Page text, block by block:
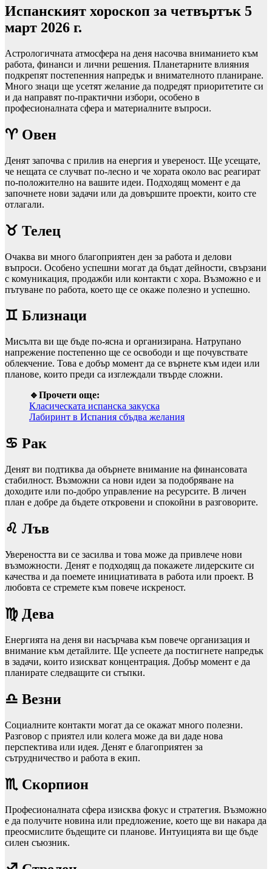
Испанският хороскоп за четвъртък 5
март 2026 г.
Астрологичната атмосфера на деня насочва вниманието към
работа, финанси и лични решения. Планетарните влияния
подкрепят постепенния напредък и внимателното планиране.
Много знаци ще усетят желание да подредят приоритетите си
и да направят по‑практични избори, особено в
професионалната сфера и материалните въпроси.
♈ Овен
Денят започва с прилив на енергия и увереност. Ще усещате,
че нещата се случват по‑лесно и че хората около вас реагират
по‑положително на вашите идеи. Подходящ момент е да
започнете нови задачи или да довършите проекти, които сте
отлагали.
♉ Телец
Очаква ви много благоприятен ден за работа и делови
въпроси. Особено успешни могат да бъдат дейности, свързани
с комуникация, продажби или контакти с хора. Възможно е и
пътуване по работа, което ще се окаже полезно и успешно.
♊ Близнаци
Мисълта ви ще бъде по‑ясна и организирана. Натрупано
напрежение постепенно ще се освободи и ще почувствате
облекчение. Това е добър момент да се върнете към идеи или
планове, които преди са изглеждали твърде сложни.
🔹Прочети още:
Класическата испанска закуска
Лабиринт в Испания сбъдва желания
♋ Рак
Денят ви подтиква да обърнете внимание на финансовата
стабилност. Възможни са нови идеи за подобряване на
доходите или по‑добро управление на ресурсите. В личен
план е добре да бъдете откровени и спокойни в разговорите.
♌ Лъв
Увереността ви се засилва и това може да привлече нови
възможности. Денят е подходящ да покажете лидерските си
качества и да поемете инициативата в работа или проект. В
любовта се стремете към повече искреност.
♍ Дева
Енергията на деня ви насърчава към повече организация и
внимание към детайлите. Ще успеете да постигнете напредък
в задачи, които изискват концентрация. Добър момент е да
планирате следващите си стъпки.
♎ Везни
Социалните контакти могат да се окажат много полезни.
Разговор с приятел или колега може да ви даде нова
перспектива или идея. Денят е благоприятен за
сътрудничество и работа в екип.
♏ Скорпион
Професионалната сфера изисква фокус и стратегия. Възможно
е да получите новина или предложение, което ще ви накара да
преосмислите бъдещите си планове. Интуицията ви ще бъде
силен съюзник.